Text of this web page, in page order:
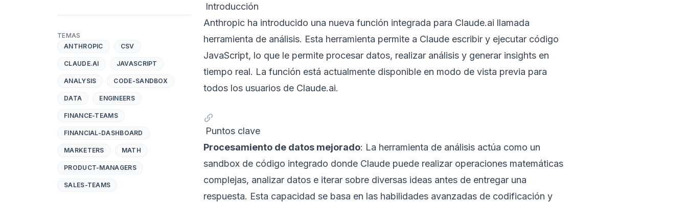
Introducción
Anthropic ha introducido una nueva función integrada para Claude.ai llamada
herramienta de análisis. Esta herramienta permite a Claude escribir y ejecutar código
JavaScript, lo que le permite procesar datos, realizar análisis y generar insights en
tiempo real. La función está actualmente disponible en modo de vista previa para
todos los usuarios de Claude.ai.
Puntos clave
Procesamiento de datos mejorado: La herramienta de análisis actúa como un
sandbox de código integrado donde Claude puede realizar operaciones matemáticas
complejas, analizar datos e iterar sobre diversas ideas antes de entregar una
respuesta. Esta capacidad se basa en las habilidades avanzadas de codificación y
TEMAS
ANTHROPIC
CSV
CLAUDE.AI JAVASCRIPT
ANALYSIS CODE-SANDBOX
DATA ENGINEERS
FINANCE-TEAMS
FINANCIAL-DASHBOARD
MARKETERS MATH
PRODUCT-MANAGERS
SALES-TEAMS